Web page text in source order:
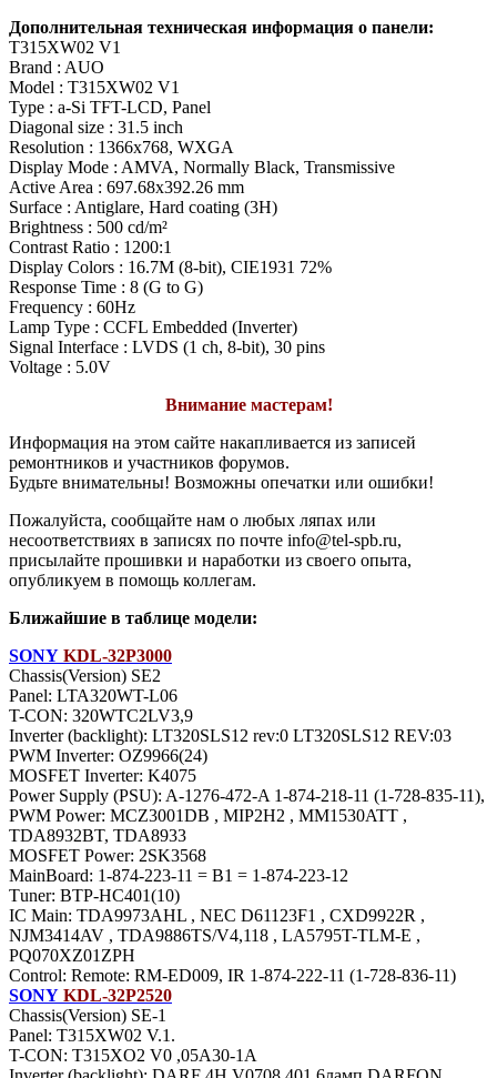
Дополнительная техническая информация о панели:
T315XW02 V1
Brand : AUO
Model : T315XW02 V1
Type : a-Si TFT-LCD, Panel
Diagonal size : 31.5 inch
Resolution : 1366x768, WXGA
Display Mode : AMVA, Normally Black, Transmissive
Active Area : 697.68x392.26 mm
Surface : Antiglare, Hard coating (3H)
Brightness : 500 cd/m²
Contrast Ratio : 1200:1
Display Colors : 16.7M (8-bit), CIE1931 72%
Response Time : 8 (G to G)
Frequency : 60Hz
Lamp Type : CCFL Embedded (Inverter)
Signal Interface : LVDS (1 ch, 8-bit), 30 pins
Voltage : 5.0V
Внимание мастерам!
Информация на этом сайте накапливается из записей
ремонтников и участников форумов.
Будьте внимательны! Возможны опечатки или ошибки!
Пожалуйста, сообщайте нам о любых ляпах или
несоответствиях в записях по почте info@tel-spb.ru,
присылайте прошивки и наработки из своего опыта,
опубликуем в помощь коллегам.
Ближайшие в таблице модели:
SONY KDL-32P3000
Chassis(Version) SE2
Panel: LTA320WT-L06
T-CON: 320WTC2LV3,9
Inverter (backlight): LT320SLS12 rev:0 LT320SLS12 REV:03
PWM Inverter: OZ9966(24)
MOSFET Inverter: K4075
Power Supply (PSU): A-1276-472-A 1-874-218-11 (1-728-835-11),
PWM Power: MCZ3001DB , MIP2H2 , MM1530ATT ,
TDA8932BT, TDA8933
MOSFET Power: 2SK3568
MainBoard: 1-874-223-11 = B1 = 1-874-223-12
Тuner: BTP-HC401(10)
IC Main: TDA9973AHL , NEC D61123F1 , CXD9922R ,
NJM3414AV , TDA9886TS/V4,118 , LA5795T-TLM-E ,
PQ070XZ01ZPH
Control: Remote: RM-ED009, IR 1-874-222-11 (1-728-836-11)
SONY KDL-32P2520
Chassis(Version) SE-1
Panel: T315XW02 V.1.
T-CON: T315XO2 V0 ,05A30-1A